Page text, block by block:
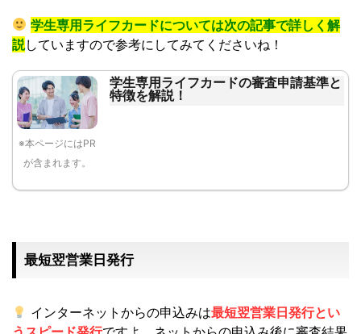
学生専用ライフカードについては次の記事で詳しく解
説していますので参考にしてみてくださいね！
※本ページにはPR
が含まれます。
学生専用ライフカードの審査申請基準と
特徴を解説！
最短翌営業日発行
インターネットからの申込みは最短翌営業日発行とい